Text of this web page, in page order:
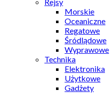
Morskie
Oceaniczne
Regatowe
Śródlądowe
Wyprawowe
Technika
Elektronika
Użytkowe
Gadżety